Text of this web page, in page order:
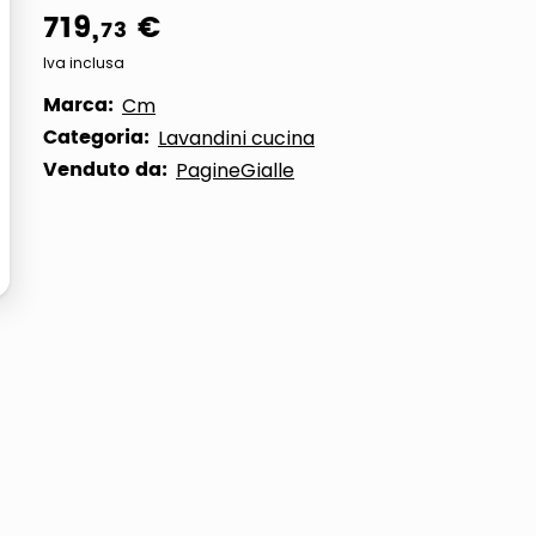
719,73 €
Iva inclusa
Marca: Cm
Categoria: Lavandini cucina
Venduto da: PagineGialle